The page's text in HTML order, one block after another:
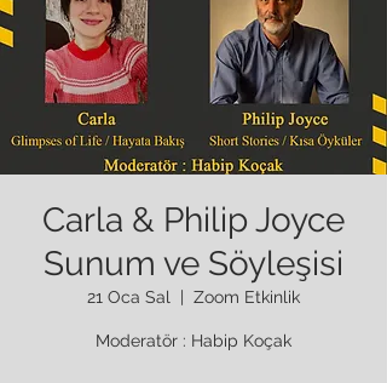
Carla & Philip Joyce
Sunum ve Söyleşisi
21 Oca Sal Zoom Etkinlik
Moderatör : Habip Koçak